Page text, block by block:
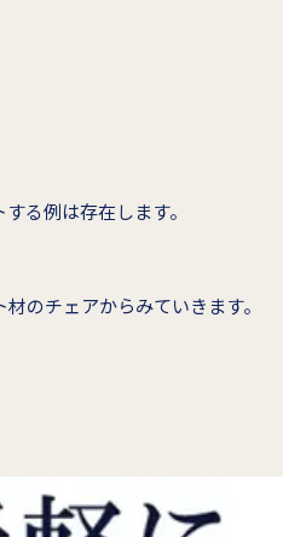
る例は存在します。
のチェアからみていきます。